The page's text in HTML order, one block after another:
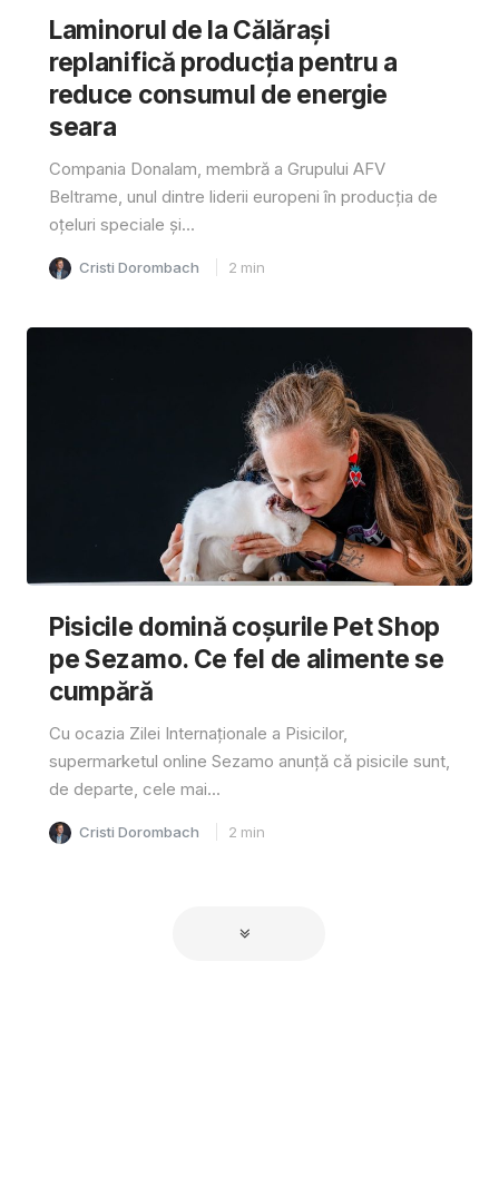
Laminorul de la Călărași
replanifică producția pentru a
reduce consumul de energie
seara
Compania Donalam, membră a Grupului AFV
Beltrame, unul dintre liderii europeni în producția de
oțeluri speciale și...
Cristi Dorombach 2 min
Pisicile domină coșurile Pet Shop
pe Sezamo. Ce fel de alimente se
cumpără
Cu ocazia Zilei Internaționale a Pisicilor,
supermarketul online Sezamo anunță că pisicile sunt,
de departe, cele mai...
Cristi Dorombach 2 min